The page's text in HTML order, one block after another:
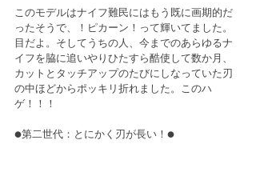
このモデルはナイフ難民にはもう既に画期的だ
ったそうで、！ピカーン！って輝いてました。
目だよ。そしてうちの人、今までのあらゆるナ
イフを脇に追いやりひたすら酷使して数か月、
カットとタッチアップのたびにしなっていた刃
の中ほどからポッキリ折れました。このハ
ゲ！！！
●第二世代：とにかく刃が長い！●